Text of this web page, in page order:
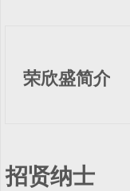
荣欣盛简介
招贤纳士